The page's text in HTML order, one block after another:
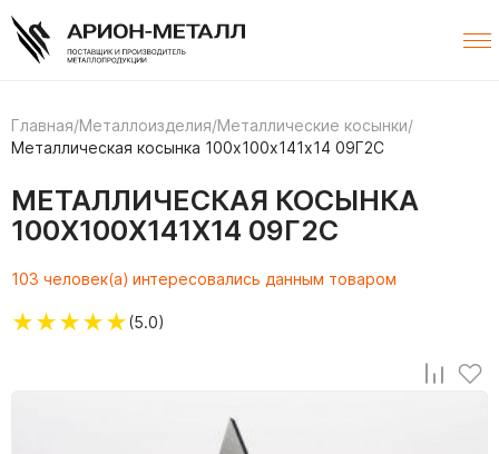
Главная/Металлоизделия/Металлические косынки/
Металлическая косынка 100х100х141х14 09Г2С
МЕТАЛЛИЧЕСКАЯ КОСЫНКА
100Х100Х141Х14 09Г2С
103 человек(а) интересовались данным товаром
★★★★★(5.0)